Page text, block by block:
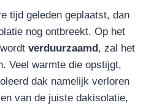
tijd geleden geplaatst, dan
nog ontbreekt. Op het
verduurzaamd , zal het
Veel warmte die opstijgt,
dak namelijk verloren
van de juiste dakisolatie,